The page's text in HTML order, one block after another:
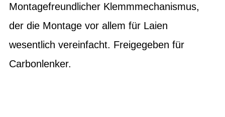
Montagefreundlicher Klemmmechanismus,
der die Montage vor allem für Laien
wesentlich vereinfacht. Freigegeben für
Carbonlenker.